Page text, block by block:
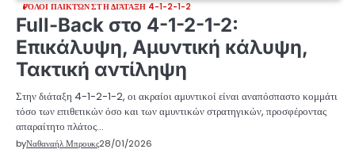
ΡΌΛΟΙ ΠΑΙΚΤΏΝ ΣΤΗ ΔΙΆΤΑΞΗ 4-1-2-1-2
Full-Back στο 4-1-2-1-2:
Επικάλυψη, Αμυντική κάλυψη,
Τακτική αντίληψη
Στην διάταξη 4-1-2-1-2, οι ακραίοι αμυντικοί είναι αναπόσπαστο κομμάτι
τόσο των επιθετικών όσο και των αμυντικών στρατηγικών, προσφέροντας
απαραίτητο πλάτος…
byΝαθαναήλ Μπρουκς28/01/2026